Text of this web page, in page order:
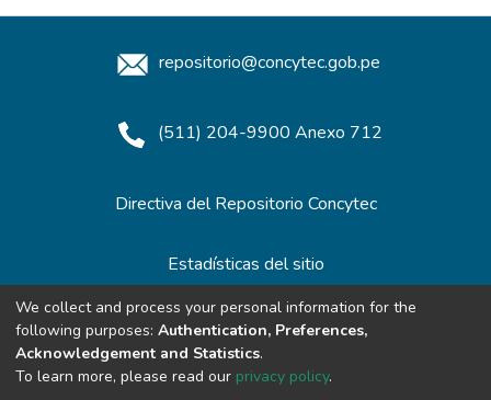
repositorio@concytec.gob.pe
(511) 204-9900 Anexo 712
Directiva del Repositorio Concytec
Estadísticas del sitio
Redes de Repositorios
We collect and process your personal information for the
following purposes: Authentication, Preferences,
Acknowledgement and Statistics.
To learn more, please read our privacy policy.